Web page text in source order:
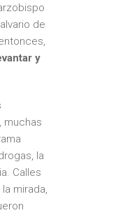
de
y
muchas
la
Calles
mirada,